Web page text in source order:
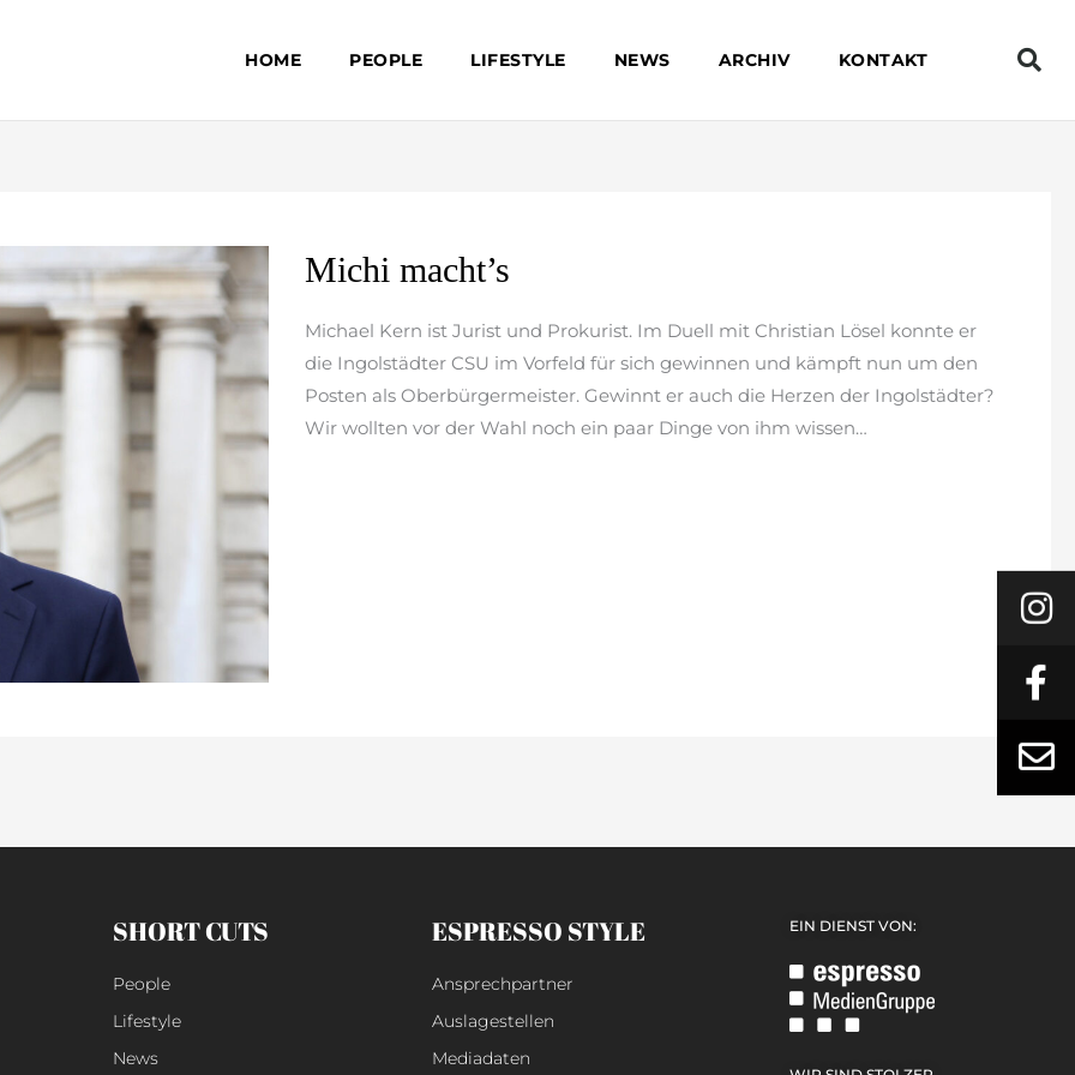
HOME PEOPLE LIFESTYLE NEWS ARCHIV KONTAKT
Michi macht’s
Michael Kern ist Jurist und Prokurist. Im Duell mit Christian Lösel konnte er
die Ingolstädter CSU im Vorfeld für sich gewinnen und kämpft nun um den
Posten als Oberbürgermeister. Gewinnt er auch die Herzen der Ingolstädter?
Wir wollten vor der Wahl noch ein paar Dinge von ihm wissen…
Michi
SHORT CUTS
People
Lifestyle
News
ESPRESSO STYLE
Ansprechpartner
Auslagestellen
Mediadaten
EIN DIENST VON: